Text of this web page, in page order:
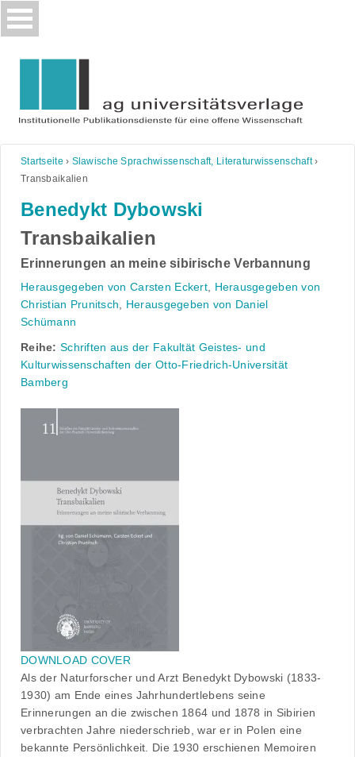
Skip
to
Startseite › Slawische Sprachwissenschaft, Literaturwissenschaft›
Transbaikalien
Benedykt Dybowski
Transbaikalien
Erinnerungen an meine sibirische Verbannung
Herausgegeben von Carsten Eckert, Herausgegeben von
Christian Prunitsch, Herausgegeben von Daniel
Schümann
Reihe: Schriften aus der Fakultät Geistes- und
Kulturwissenschaften der Otto-Friedrich-Universität
Bamberg
DOWNLOAD COVER
Als der Naturforscher und Arzt Benedykt Dybowski (1833-
1930) am Ende eines Jahrhundertlebens seine
Erinnerungen an die zwischen 1864 und 1878 in Sibirien
verbrachten Jahre niederschrieb, war er in Polen eine
bekannte Persönlichkeit. Die 1930 erschienen Memoiren